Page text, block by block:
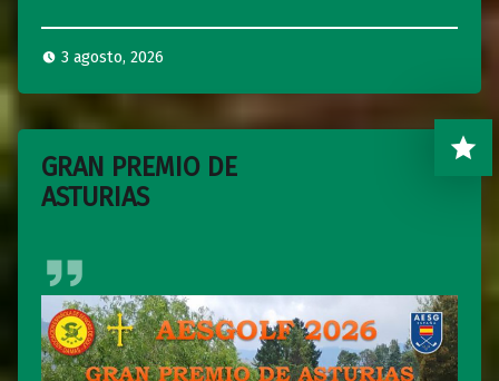
3 agosto, 2026
GRAN PREMIO DE
ASTURIAS